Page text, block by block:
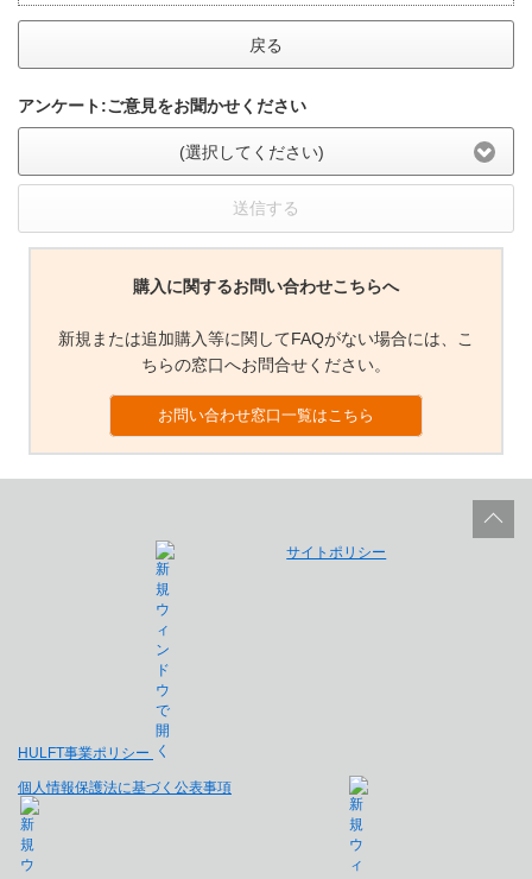
戻る
アンケート:ご意見をお聞かせください
(選択してください)
送信する
購入に関するお問い合わせこちらへ
新規または追加購入等に関してFAQがない場合には、こ
ちらの窓口へお問合せください。
お問い合わせ窓口一覧はこちら
HULFT事業ポリシー
サイトポリシー
個人情報保護法に基づく公表事項